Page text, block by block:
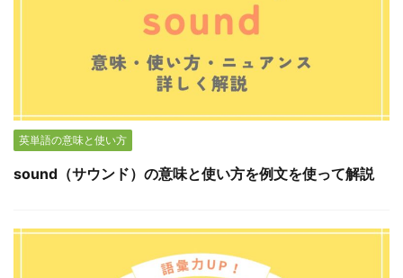
英単語の意味と使い方
sound（サウンド）の意味と使い方を例文を使って解説